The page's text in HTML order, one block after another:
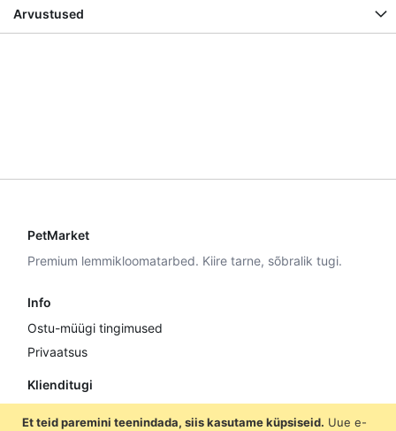
Et teid paremini teenindada, siis kasutame küpsiseid. Uue e-
Arvustused
PetMarket
Premium lemmikloomatarbed. Kiire tarne, sõbralik tugi.
Info
Ostu-müügi tingimused
Privaatsus
Klienditugi